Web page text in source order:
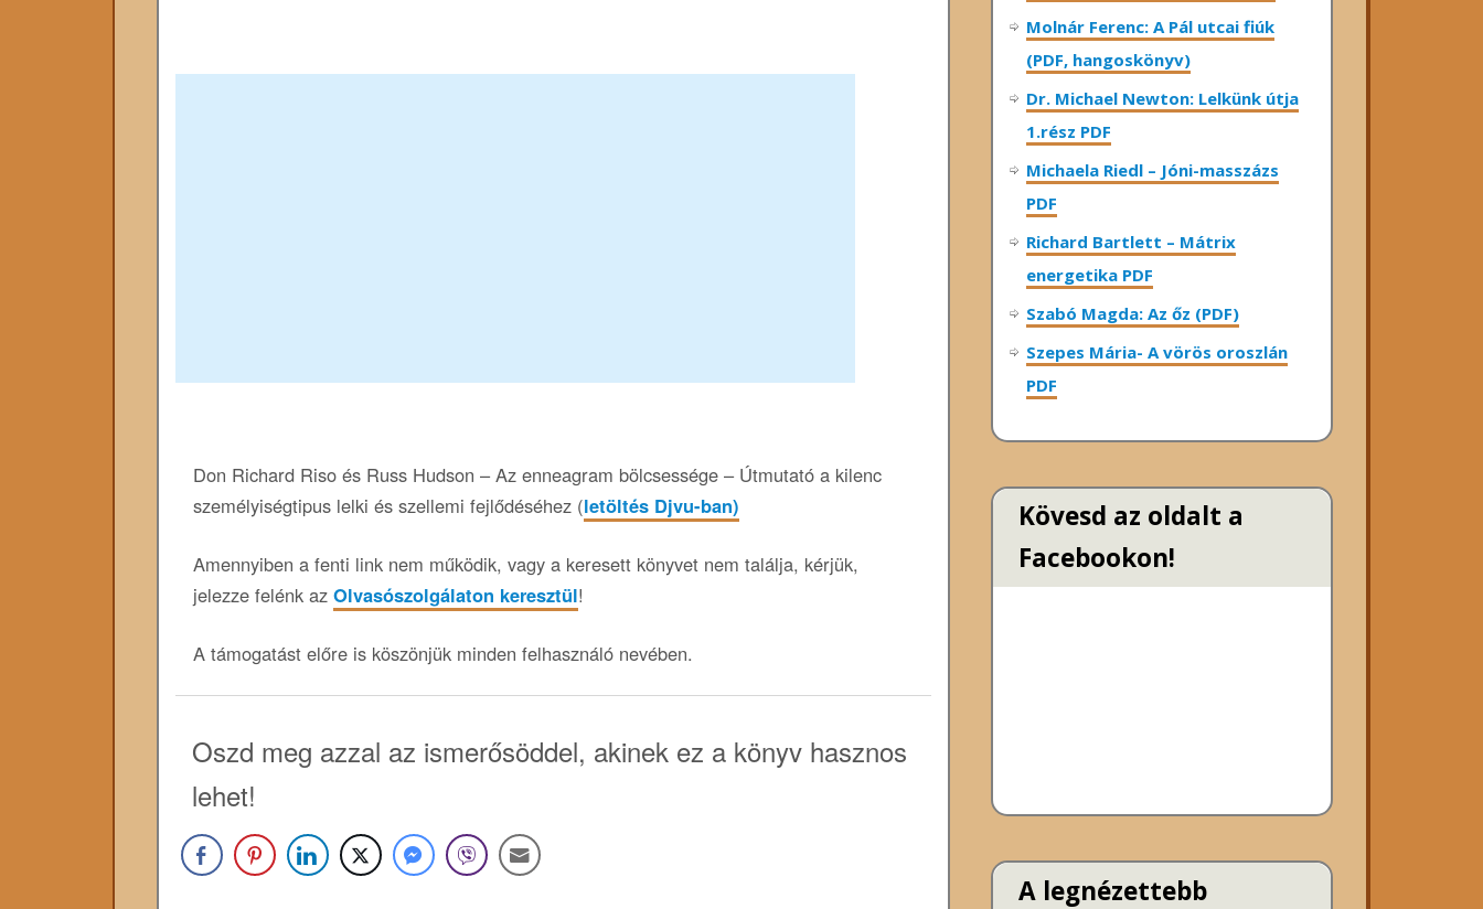
Don Richard Riso és Russ Hudson – Az enneagram bölcsessége – Útmutató a kilenc
személyiségtipus lelki és szellemi fejlődéséhez (letöltés Djvu-ban)
Amennyiben a fenti link nem működik, vagy a keresett könyvet nem találja, kérjük,
jelezze felénk az Olvasószolgálaton keresztül!
A támogatást előre is köszönjük minden felhasználó nevében.
Oszd meg azzal az ismerősöddel, akinek ez a könyv hasznos
lehet!
Molnár Ferenc: A Pál utcai fiúk
(PDF, hangoskönyv)
Dr. Michael Newton: Lelkünk útja
1.rész PDF
Michaela Riedl – Jóni-masszázs
PDF
Richard Bartlett – Mátrix
energetika PDF
Szabó Magda: Az őz (PDF)
Szepes Mária- A vörös oroszlán
PDF
Kövesd az oldalt a
Facebookon!
A legnézettebb